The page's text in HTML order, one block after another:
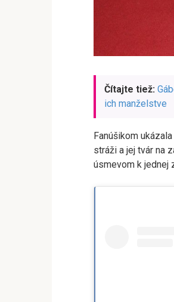
Čítajte tiež:
ich manželstve
Fanúšikom
stráži a jej tvár na
úsmevom k jednej